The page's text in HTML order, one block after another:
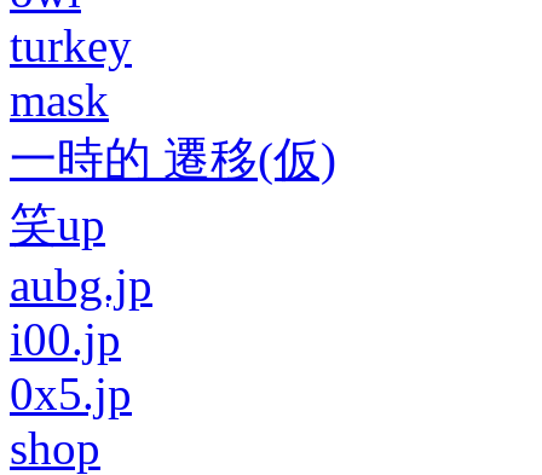
turkey
mask
一時的 遷移(仮)
笑up
aubg.jp
i00.jp
0x5.jp
shop